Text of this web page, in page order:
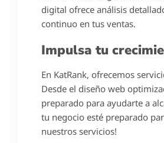
digital ofrece análisis
continuo en tus ventas.
Impulsa tu
En KatRank, ofrecemos
Desde el diseño web
preparado para ayudarte a
tu negocio esté preparado
nuestros servicios!